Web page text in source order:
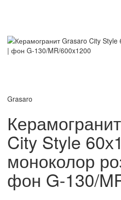
Grasaro
City Style
моноколор
фон G-130/